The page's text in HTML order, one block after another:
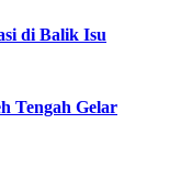
di Balik Isu
Tengah Gelar